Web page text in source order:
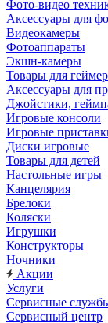
Фото-видео
Аксессуары для
Видеокамеры
Фотоаппараты
Экшн-камеры
Товары для
Аксессуары для
Джойстики,
Игровые консоли
Игровые
Диски игровые
Товары для детей
Настольные игры
Канцелярия
Брелоки
Коляски
Игрушки
Конструкторы
Ночники
Акции
Услуги
Сервисные
Сервисный центр